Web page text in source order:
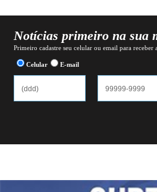
Notícias primeiro na sua
Primeiro cadastre seu celular ou email para receber
Celular E-mail